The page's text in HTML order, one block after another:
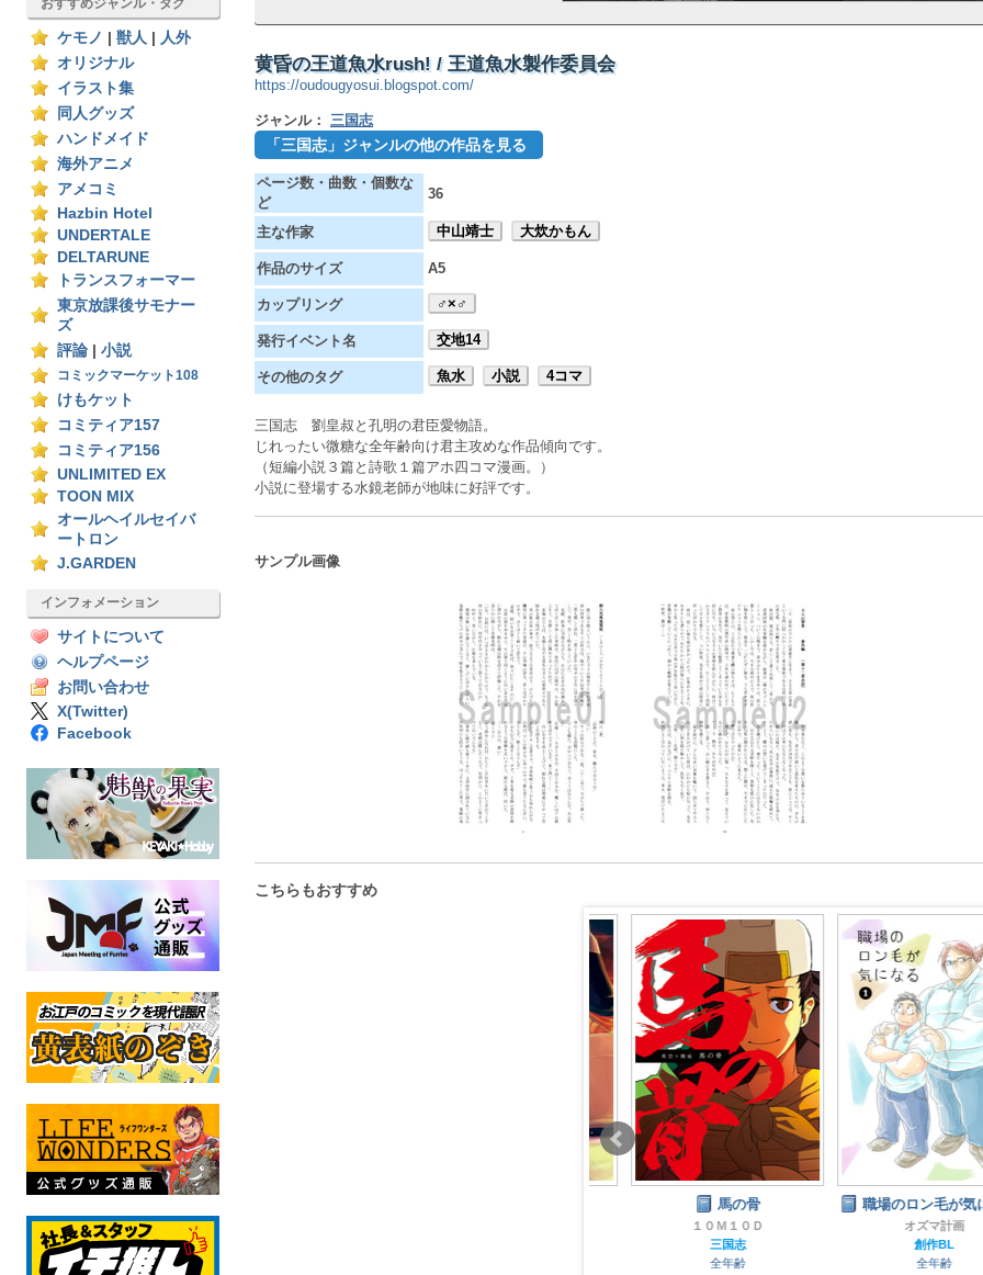
おすすめジャンル・タグ
ケモノ 獣人
人外
オリジナル
イラスト集
同人グッズ
ハンドメイド
海外アニメ
アメコミ
Hazbin Hotel
UNDERTALE
DELTARUNE
トランスフォーマー
東京放課後サモナー
ズ
評論
小説
コミックマーケット108
けもケット
コミティア157
コミティア156
UNLIMITED EX
TOON MIX
オールヘイルセイバ
ートロン
J.GARDEN
インフォメーション
サイトについて
ヘルプページ
お問い合わせ
X(Twitter)
Facebook
黄昏の王道魚水rush! / 王道魚水製作委員会
https://oudougyosui.blogspot.com/
ジャンル： 三国志
「三国志」ジャンルの他の作品を見る
ページ数・曲数・個数な
ど
36
主な作家 中山靖士 大炊かもん
作品のサイズ A5
カップリング ♂×♂
発行イベント名 交地14
その他のタグ 魚水 小説 4コマ
三国志 劉皇叔と孔明の君臣愛物語。
じれったい微糖な全年齢向け君主攻めな作品傾向です。
（短編小説３篇と詩歌１篇アホ四コマ漫画。）
小説に登場する水鏡老師が地味に好評です。
サンプル画像
こちらもおすすめ
実験書籍と共に
オリジナル
全年齢
馬の骨
１０Ｍ１０Ｄ
職場のロン毛が気になる
オズマ計画